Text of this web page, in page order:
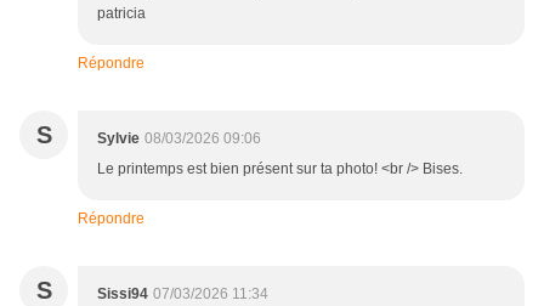
patricia
Répondre
S Sylvie 08/03/2026 09:06
Le printemps est bien présent sur ta photo! <br /> Bises.
Répondre
S Sissi94 07/03/2026 11:34